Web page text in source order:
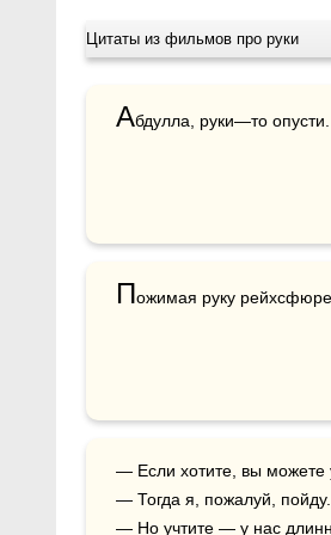
Цитаты из фильмов про руки
Абдулла, руки—то опусти.
Пожимая руку
— Если хотите, вы можете уйти.
— Тогда я, пожалуй, пойду.
— Но учтите — у нас